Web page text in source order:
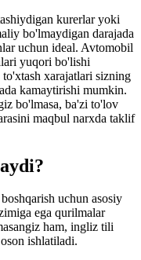
kurerlar yoki
bo'lmaydigan darajada
uchun ideal. Avtomobil
yuqori bo'lishi
xarajatlari sizning
kamaytirishi mumkin.
bo'lmasa, ba'zi to'lov
maqbul narxda taklif
uchun asosiy
ega qurilmalar
ham, ingliz tili
ishlatiladi.